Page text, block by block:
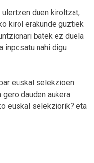
ulertzen duen kiroltzat,
kirol erakunde guztiek
batek ez duela
inposatu nahi digu
euskal selekzioen
dauden aukera
euskal selekziorik? eta